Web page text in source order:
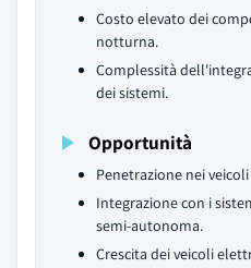
Costo elevato dei
notturna.
Complessità
dei sistemi.
Opportunità
Penetrazione nei
Integrazione con i
semi-autonoma.
Crescita dei veicoli